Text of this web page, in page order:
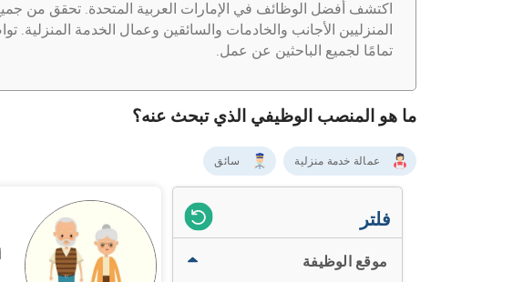
اكتشف أفضل الوظائف في الإمارات العربية المتحدة. تحقق من
المنزليين الأجانب والخادمات والسائقين وعمال الخدمة
تمامًا لجميع الباحثين عن عمل.
ما هو المنصب الوظيفي الذي تبحث عنه؟
عمالة خدمة منزلية سائق
فلتر
موقع الوظيفة